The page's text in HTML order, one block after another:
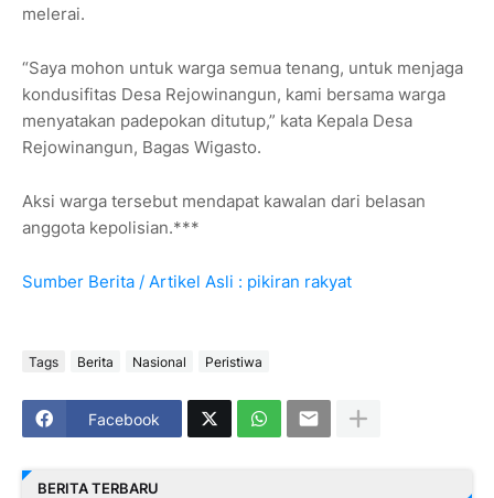
melerai.
“Saya mohon untuk warga semua tenang, untuk menjaga
kondusifitas Desa Rejowinangun, kami bersama warga
menyatakan padepokan ditutup,” kata Kepala Desa
Rejowinangun, Bagas Wigasto.
Aksi warga tersebut mendapat kawalan dari belasan
anggota kepolisian.***
Sumber Berita / Artikel Asli : pikiran rakyat
Tags Berita Nasional Peristiwa
Facebook
BERITA TERBARU